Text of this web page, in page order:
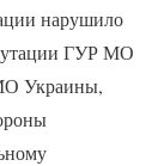
нарушило
ГУР МО
Украины,